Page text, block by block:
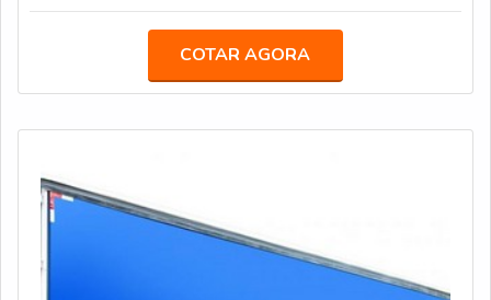
veículos de luxo para transporte executivo; food truck,
UNIDADE É UMA DAS MAIS REQUISITADAS A
Truckvan oferece esse produto tanto no sistema de
COTAR AGORA